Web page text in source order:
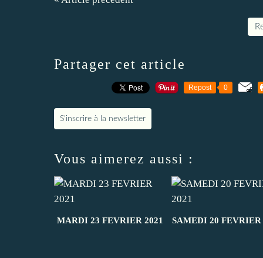
Partager cet article
Repost 0
S'inscrire à la newsletter
Vous aimerez aussi :
MARDI 23 FEVRIER 2021 SAMEDI 20 FEVRIER